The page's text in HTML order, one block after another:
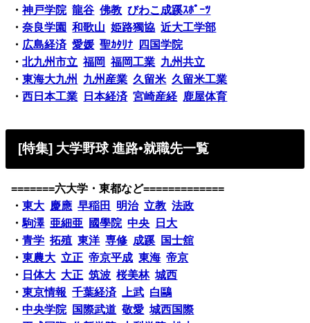
・神戸学院 龍谷 佛教 びわこ成蹊ｽﾎﾟｰﾂ
・奈良学園 和歌山 姫路獨協 近大工学部
・ 広島経済 愛媛 聖ｶﾀﾘﾅ
四国学院
・北九州市立 福岡 福岡工業 九州共立
・東海大九州 九州産業 久留米 久留米工業
・西日本工業 日本経済 宮崎産経 鹿屋体育
[特集] 大学野球 進路•就職先一覧
=======六大学・東都など=============
・東大 慶應 早稲田 明治 立教 法政
・駒澤 亜細亜 國學院 中央
日大
・青学 拓殖 東洋 専修 成蹊
国士舘
・東農大 立正 帝京平成 東海 帝京
・ 日体大 大正 筑波 桜美林 城西
・東京情報 千葉経済 上武 白鷗
・中央学院 国際武道 敬愛 城西国際